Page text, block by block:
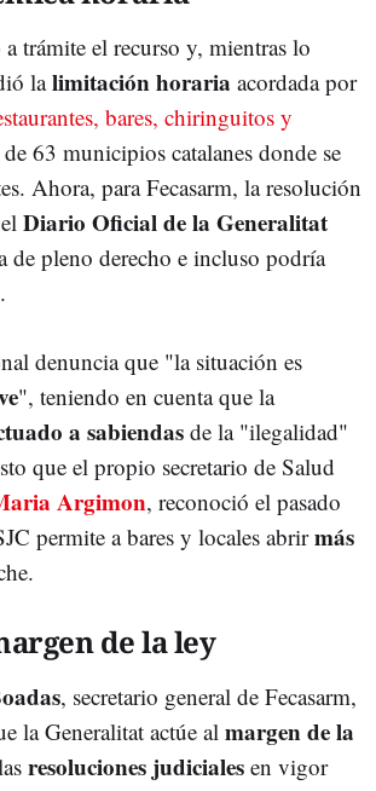
trámite el recurso y, mientras lo
lalimitación horaria acordada por
bares, chiringuitos y
de 63 municipios catalanes donde se
Ahora, para Fecasarm, la resolución
Diario Oficial de la Generalitat
de pleno derecho e incluso podría
denuncia que "la situación es
", teniendo en cuenta que la
a sabiendas de la "ilegalidad"
que el propio secretario de Salud
Argimon, reconoció el pasado
permite a bares y locales abrirmás
de la ley
, secretario general de Fecasarm,
la Generalitat actúe al margen de la
resoluciones judiciales en vigor